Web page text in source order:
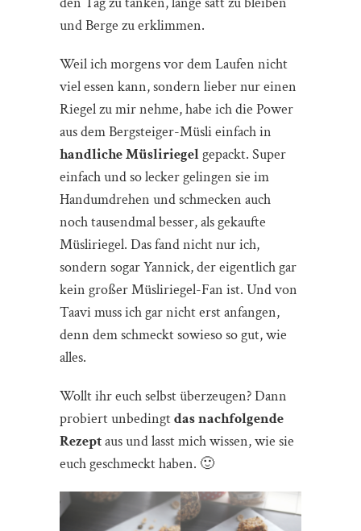
und Berge zu erklimmen.
Weil ich morgens vor dem Laufen nicht
viel essen kann, sondern lieber nur einen
Riegel zu mir nehme, habe ich die Power
aus dem Bergsteiger-Müsli einfach in
handliche Müsliriegelgepackt. Super
einfach und so lecker gelingen sie im
Handumdrehen und schmecken auch
noch tausendmal besser, als gekaufte
Müsliriegel. Das fand nicht nur ich,
sondern sogar Yannick, der eigentlich gar
kein großer Müsliriegel-Fan ist. Und von
Taavi muss ich gar nicht erst anfangen,
denn dem schmeckt sowieso so gut, wie
alles.
Wollt ihr euch selbst überzeugen? Dann
probiert unbedingtdas nachfolgende
Rezeptaus und lasst mich wissen, wie sie
euch geschmeckt haben. 🙂